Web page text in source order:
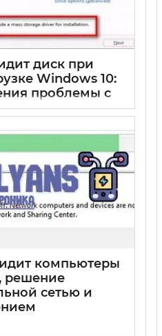
диск при
Windows 10:
проблемы с
компьютеры
решение
сетью и